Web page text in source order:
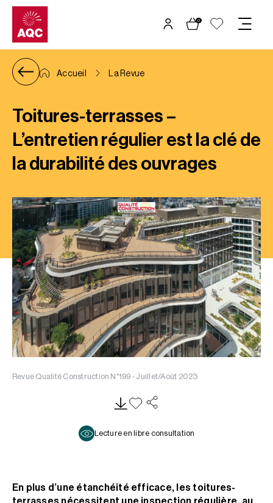
Panneau de gestion des cookies
0
Accueil La Revue
Toitures-terrasses –
L’entretien régulier est la clé de
la durabilité des ouvrages
Revue Qualité Construction N°199 - Juillet/Août 2023
Lecture en libre consultation
En plus d’une étanchéité efficace, les toitures-